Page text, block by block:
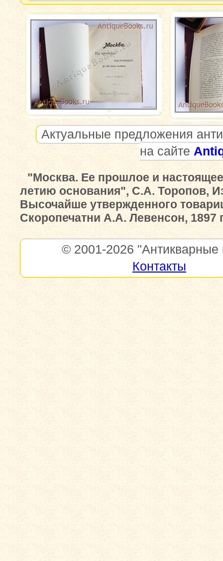
Актуальные предложения
на сайте
"Москва. Ее прошлое и
летию основания", С.А. Торопов,
Высочайше утвержденного
Скоропечатни А.А. Левенсон, 1897
© 2001-2026 "Антикварные
Контакты